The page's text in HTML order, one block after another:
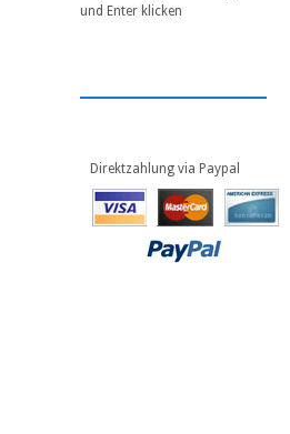
und Enter klicken
Direktzahlung via Paypal